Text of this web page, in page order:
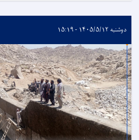
دوشنبه ۱۴۰۵/۵/۱۲ - ۱۵:۱۹